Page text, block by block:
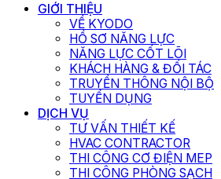
GIỚI THIỆU
VỀ KYODO
HỒ SƠ NĂNG LỰC
NĂNG LỰC CỐT LÕI
KHÁCH HÀNG & ĐỐI TÁC
TRUYỀN THÔNG NỘI BỘ
TUYỂN DỤNG
DỊCH VỤ
TƯ VẤN THIẾT KẾ
HVAC CONTRACTOR
THI CÔNG CƠ ĐIỆN MEP
THI CÔNG PHÒNG SẠCH